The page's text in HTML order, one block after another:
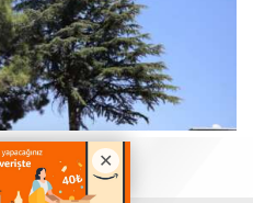
Artıyor Başkan Erkan Aydın; Osmangazi için 7/24 çalışıyoruz